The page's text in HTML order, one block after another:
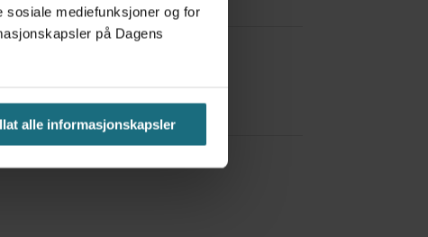
sosiale mediefunksjoner og for
på Dagens
alle informasjonskapsler